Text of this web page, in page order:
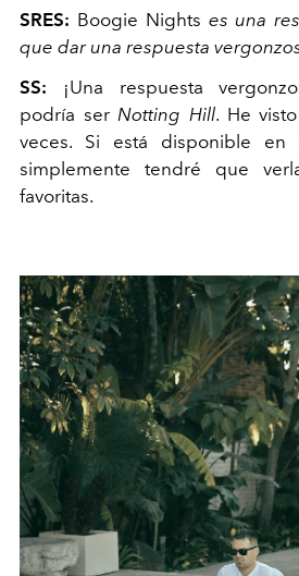
SRES: Boogie Nights es una
que dar una respuesta
SS:
¡Una respuesta
podría serNotting Hill. He
veces. Si está disponible en
simplemente tendré que
favoritas.